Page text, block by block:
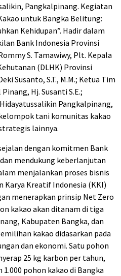
Pangkalpinang. Kegiatan
untuk Bangka Belitung:
Kehidupan”. Hadir dalam
Bank Indonesia Provinsi
S. Tamawiwy, Plt. Kepala
(DLHK) Provinsi
Susanto, S.T., M.M.; Ketua Tim
Hj. Susanti S.E.;
Pangkalpinang,
kelompok tani komunitas kakao
lainnya.
dengan komitmen Bank
mendukung keberlanjutan
menjalankan proses bisnis
Karya Kreatif Indonesia (KKI)
menerapkan prinsip Net Zero
kakao akan ditanam di tiga
Kabupaten Bangka, dan
kakao didasarkan pada
dan ekonomi. Satu pohon
25 kg karbon per tahun,
pohon kakao di Bangka